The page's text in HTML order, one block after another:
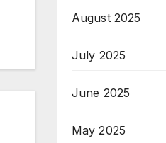
August 2025
July 2025
June 2025
May 2025